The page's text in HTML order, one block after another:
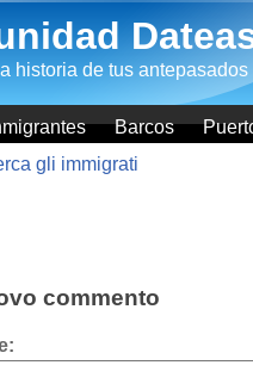
historia de tus antepasados
Barcos
gli immigrati
commento